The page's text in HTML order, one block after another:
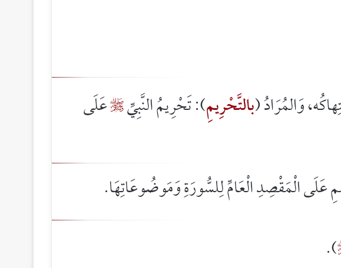
وَالمُرَادُ (بالتَّحْرِيمِ): تَحْرِيمُ النَّبِيِّعَلَى
عَلَى الْمَقْصِدِ الْعَامِّ لِلسُّورَةِ وَمَوضُوعَاتِهَا.
).